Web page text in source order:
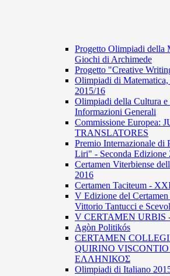
Progetto Olimpiadi della
Giochi di Archimede
Progetto "Creative
Olimpiadi di
2015/16
Olimpiadi della Cultura e
Informazioni Generali
Commissione Europea:
TRANSLATORES
Premio Internazionale di
Liri" - Seconda Edizione
Certamen Viterbiense
2016
Certamen Taciteum -
V Edizione del
Vittorio Tantucci e
V CERTAMEN
Agòn Politikós
CERTAMEN
QUIRINO
ΕΛΛΗΝΙΚΟΣ
Olimpiadi di Italiano